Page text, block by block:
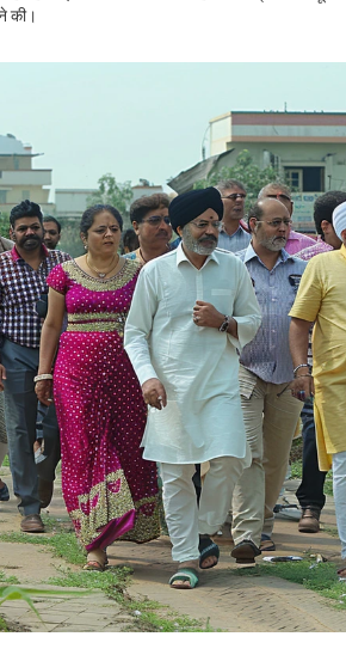
की।